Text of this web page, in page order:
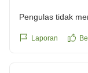
クチコミの詳細
https://
Pengulas tidak
Laporan